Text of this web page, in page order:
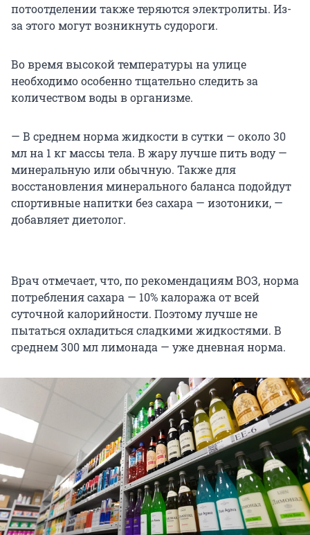
потоотделении также теряются электролиты. Из-
за этого могут возникнуть судороги.
Во время высокой температуры на улице
необходимо особенно тщательно следить за
количеством воды в организме.
— В среднем норма жидкости в сутки — около 30
мл на 1 кг массы тела. В жару лучше пить воду —
минеральную или обычную. Также для
восстановления минерального баланса подойдут
спортивные напитки без сахара — изотоники, —
добавляет диетолог.
Врач отмечает, что, по рекомендациям ВОЗ, норма
потребления сахара — 10% калоража от всей
суточной калорийности. Поэтому лучше не
пытаться охладиться сладкими жидкостями. В
среднем 300 мл лимонада — уже дневная норма.